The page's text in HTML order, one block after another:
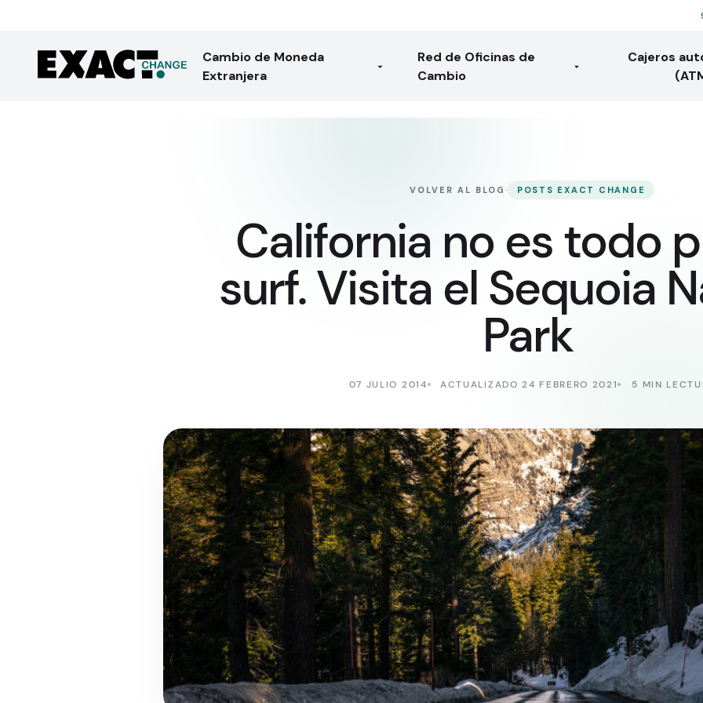
Cambio de Moneda
Extranjera
Red de Oficinas de
Cambio
Cajeros
VOLVER AL BLOG · POSTS EXACT CHANGE
California no es todo
surf. Visita el Sequoia
Park
07 JULIO 2014 ACTUALIZADO 24 FEBRERO 2021 5 MIN